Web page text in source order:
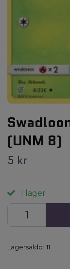
(UNM 8)
5 kr
I lager
Lagersaldo: 11